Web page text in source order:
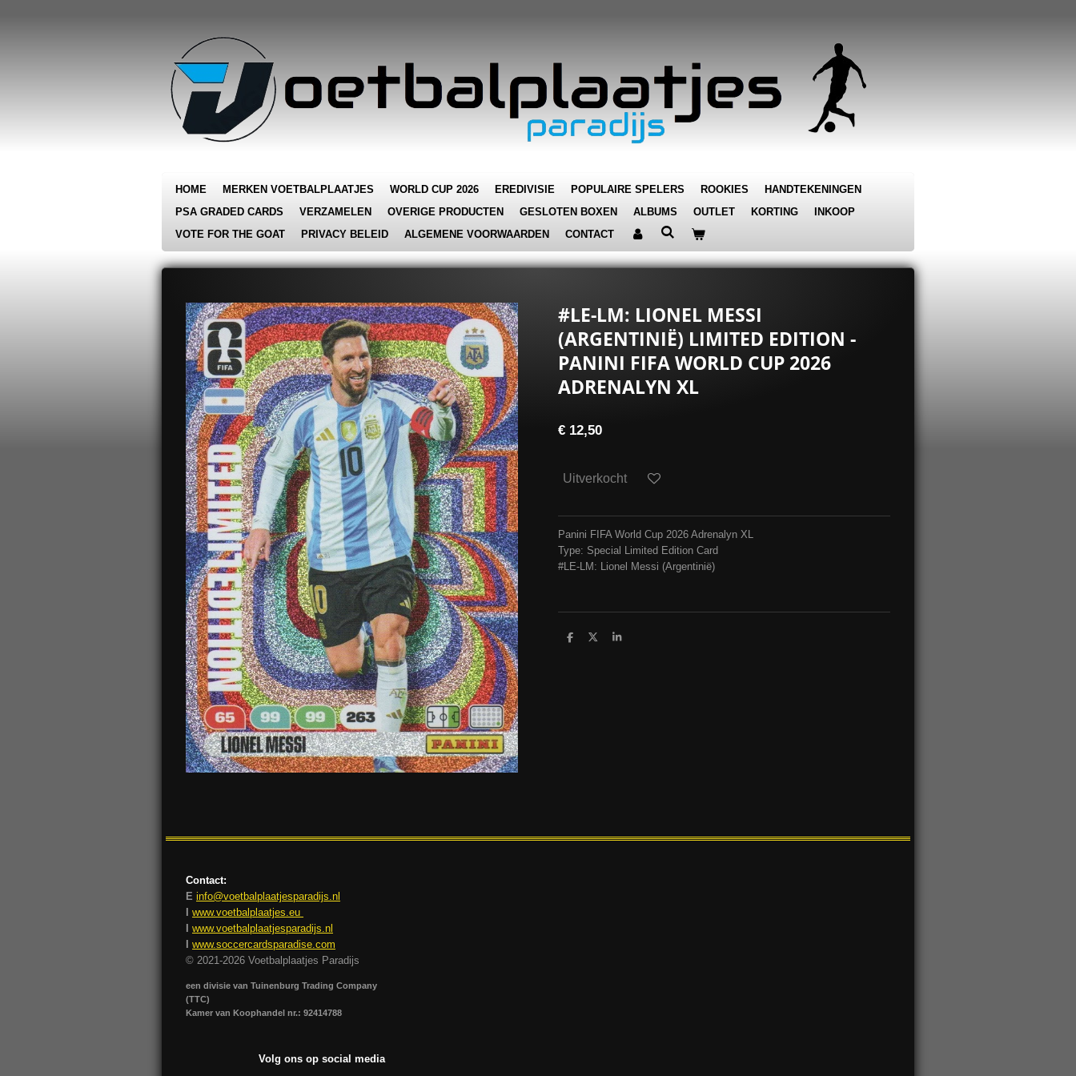
HOME MERKEN VOETBALPLAATJES WORLD CUP 2026 EREDIVISIE POPULAIRE SPELERS ROOKIES
HANDTEKENINGEN
PSA GRADED CARDS
VERZAMELEN OVERIGE PRODUCTEN GESLOTEN BOXEN ALBUMS OUTLET KORTING
INKOOP
VOTE FOR THE GOAT
PRIVACY BELEID ALGEMENE VOORWAARDEN CONTACT
#LE-LM: LIONEL MESSI
(ARGENTINIË) LIMITED EDITION -
PANINI FIFA WORLD CUP 2026
ADRENALYN XL
€ 12,50
Uitverkocht
Panini FIFA World Cup 2026 Adrenalyn XL
Type: Special Limited Edition Card
#LE-LM: Lionel Messi (Argentinië)
D
D
S
Contact:
E info@voetbalplaatjesparadijs.nl
I www.voetbalplaatjes.eu
I www.voetbalplaatjesparadijs.nl
I www.soccercardsparadise.com
© 2021-2026 Voetbalplaatjes Paradijs
een divisie van Tuinenburg Trading Company
(TTC)
Kamer van Koophandel nr.: 92414788
Volg ons op social media